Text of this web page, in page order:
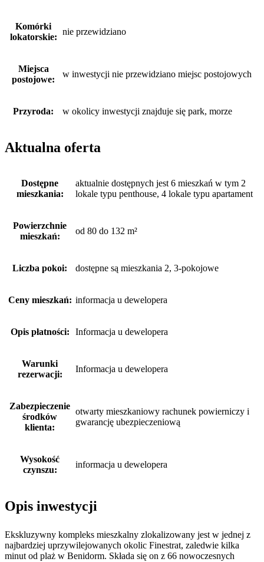
Komórki
lokatorskie:
nie przewidziano
Miejsca
postojowe:
w inwestycji nie przewidziano miejsc postojowych
Przyroda: w okolicy inwestycji znajduje się park, morze
Aktualna oferta
Dostępne
mieszkania:
aktualnie dostępnych jest 6 mieszkań w tym 2
lokale typu penthouse, 4 lokale typu apartament
Powierzchnie
mieszkań:
od 80 do 132 m²
Liczba pokoi: dostępne są mieszkania 2, 3-pokojowe
Ceny mieszkań: informacja u dewelopera
Opis płatności: Informacja u dewelopera
Warunki
rezerwacji:
Informacja u dewelopera
Zabezpieczenie
środków
klienta:
otwarty mieszkaniowy rachunek powierniczy i
gwarancję ubezpieczeniową
Wysokość
czynszu:
informacja u dewelopera
Opis inwestycji
Ekskluzywny kompleks mieszkalny zlokalizowany jest w jednej z
najbardziej uprzywilejowanych okolic Finestrat, zaledwie kilka
minut od plaż w Benidorm. Składa się on z 66 nowoczesnych